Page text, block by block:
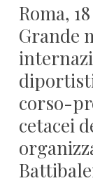
Roma,
Grande
corso-
cetacei